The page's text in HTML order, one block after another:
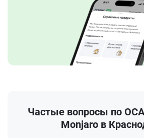
Частые вопросы по
Monjaro в